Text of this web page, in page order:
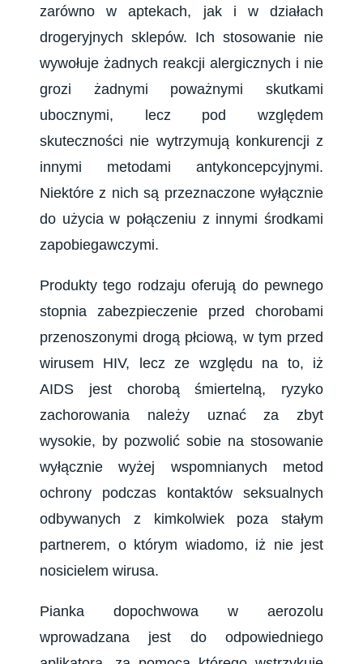
zarówno w aptekach, jak i w działach
drogeryjnych sklepów. Ich stosowanie nie
wywołuje żadnych reakcji alergicznych i nie
grozi żadnymi poważnymi skutkami
ubocznymi, lecz pod względem
skuteczności nie wytrzymują konkurencji z
innymi metodami antykoncepcyjnymi.
Niektóre z nich są przeznaczone wyłącznie
do użycia w połączeniu z innymi środkami
zapobiegawczymi.
Produkty tego rodzaju oferują do pewnego
stopnia zabezpieczenie przed chorobami
przenoszonymi drogą płciową, w tym przed
wirusem HIV, lecz ze względu na to, iż
AIDS jest chorobą śmiertelną, ryzyko
zachorowania należy uznać za zbyt
wysokie, by pozwolić sobie na stosowanie
wyłącznie wyżej wspomnianych metod
ochrony podczas kontaktów seksualnych
odbywanych z kimkolwiek poza stałym
partnerem, o którym wiadomo, iż nie jest
nosicielem wirusa.
Pianka dopochwowa w aerozolu
wprowadzana jest do odpowiedniego